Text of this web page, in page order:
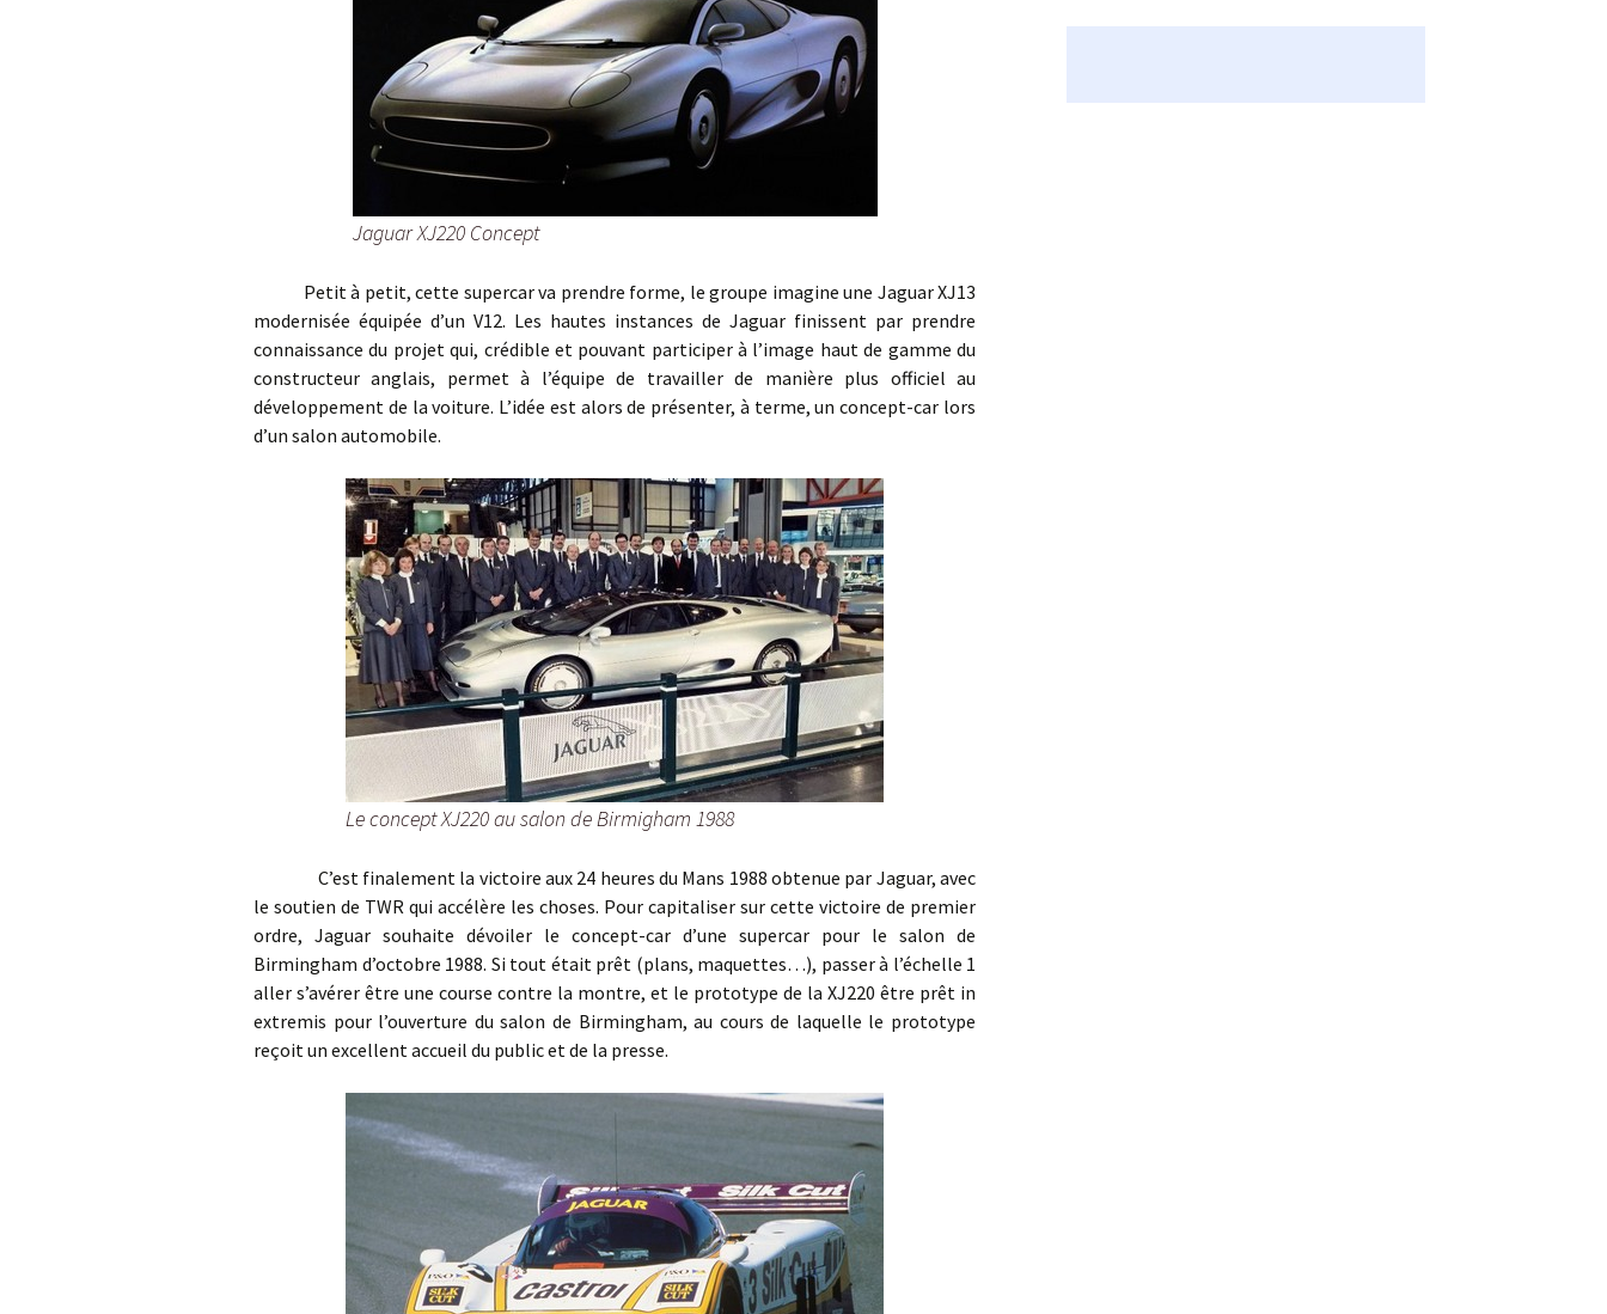
Jaguar XJ220 Concept
Petit à petit, cette supercar va prendre forme, le groupe imagine une Jaguar XJ13
modernisée équipée d’un V12. Les hautes instances de Jaguar finissent par prendre
connaissance du projet qui, crédible et pouvant participer à l’image haut de gamme du
constructeur anglais, permet à l’équipe de travailler de manière plus officiel au
développement de la voiture. L’idée est alors de présenter, à terme, un concept-car lors
d’un salon automobile.
Le concept XJ220 au salon de Birmigham 1988
C’est finalement la victoire aux 24 heures du Mans 1988 obtenue par Jaguar, avec
le soutien de TWR qui accélère les choses. Pour capitaliser sur cette victoire de premier
ordre, Jaguar souhaite dévoiler le concept-car d’une supercar pour le salon de
Birmingham d’octobre 1988. Si tout était prêt (plans, maquettes…), passer à l’échelle 1
aller s’avérer être une course contre la montre, et le prototype de la XJ220 être prêt in
extremis pour l’ouverture du salon de Birmingham, au cours de laquelle le prototype
reçoit un excellent accueil du public et de la presse.